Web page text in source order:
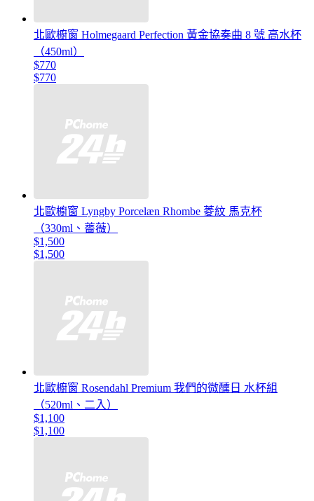
北歐櫥窗 Holmegaard Perfection 黃金協奏曲 8 號 高水杯
（450ml）
$770
$770
北歐櫥窗 Lyngby Porcelæn Rhombe 菱紋 馬克杯
（330ml、薔薇）
$1,500
$1,500
北歐櫥窗 Rosendahl Premium 我們的微醺日 水杯組
（520ml、二入）
$1,100
$1,100